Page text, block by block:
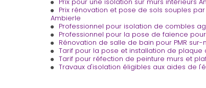
Prix rénovation et pose de sols souples
Ambierle
Professionnel pour isolation de combles
Professionnel pour la pose de faïence
Rénovation de salle de bain pour PMR
Tarif pour la pose et installation de
Tarif pour réfection de peinture murs et
Travaux d'isolation éligibles aux aides de